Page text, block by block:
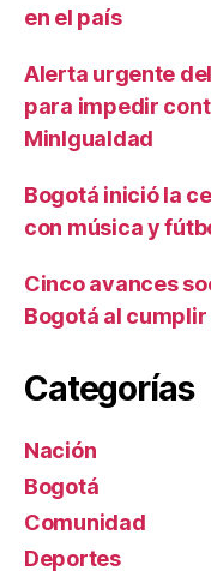
en el país
Alerta urgente
para impedir
MinIgualdad
Bogotá inició la
con música y
Cinco avances
Bogotá al
Categorías
Nación
Bogotá
Comunidad
Deportes